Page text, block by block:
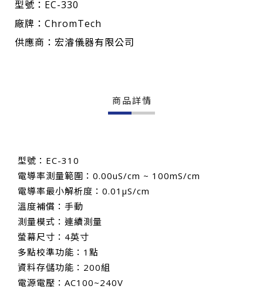
型號：EC-330
廠牌：ChromTech
供應商：宏濬儀器有限公司
商品詳情
型號：EC-310
電導率測量範圍：0.00uS/cm ~ 100mS/cm
電導率最小解析度：0.01μS/cm
溫度補償：手動
測量模式：連續測量
螢幕尺寸：4英寸
多點校準功能：1點
資料存儲功能：200組
電源電壓：AC100~240V